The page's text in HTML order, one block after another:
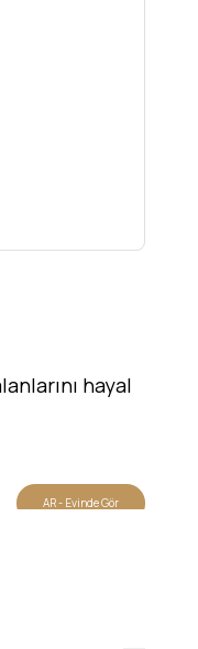
hayal
AR - Evinde Gör